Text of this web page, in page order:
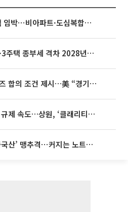
영끌 '주택공급' 대책 임박⋯비아파트·도심복합까지 총동원
종부세 개편에도…1·3주택 종부세 격차 2028년부터 확대
이란, 미국에 호르무즈 합의 조건 제시…美 “경기 아직 안 끝나” [종합]
미국, 가상자산 포괄 규제 속도…상원, ‘클래리티법’ 9월 절차투표 추진
맥북 품은 삼성에 ‘중국산’ 맹추격⋯커지는 노트북 OLED 시장